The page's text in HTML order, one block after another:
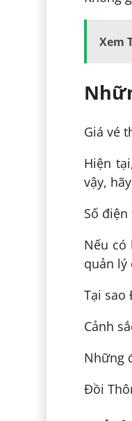
Xem
Giá vé
Hiện
vậy,
Số
Nếu có
quản lý
Tại sao
Cảnh
Những
Đồi